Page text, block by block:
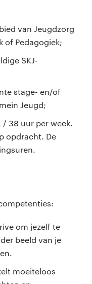
van Jeugdzorg
of Pedagogiek;
SKJ-
stage- en/of
Jeugd;
/ 38 uur per week.
opdracht. De
om jezelf te
beeld van je
moeiteloos